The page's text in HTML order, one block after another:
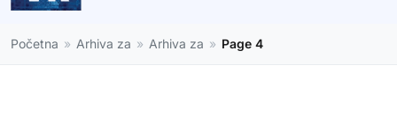
Početna » Arhiva za » Arhiva za » Page 4